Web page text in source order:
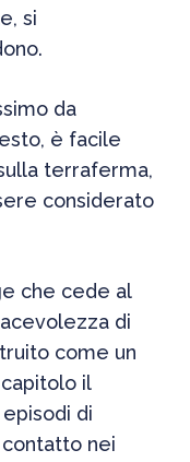
si
da
è facile
terraferma,
considerato
che cede al
di
come un
il
di
nei